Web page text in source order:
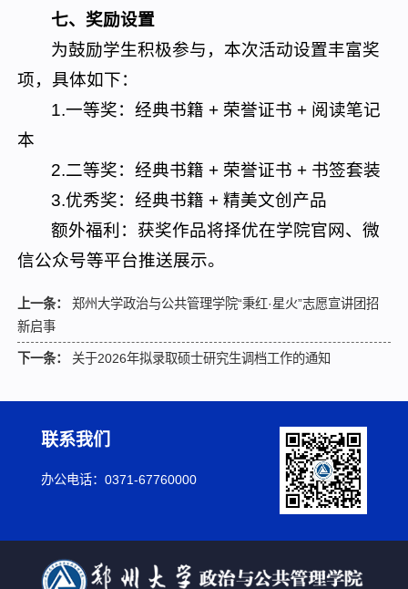
七、奖励设置
为鼓励学生积极参与，本次活动设置丰富奖
项，具体如下：
1.一等奖：经典书籍 + 荣誉证书 + 阅读笔记
本
2.二等奖：经典书籍 + 荣誉证书 + 书签套装
3.优秀奖：经典书籍 + 精美文创产品
额外福利：获奖作品将择优在学院官网、微
信公众号等平台推送展示。
上一条：郑州大学政治与公共管理学院“秉红·星火”志愿宣讲团招
新启事
下一条： 关于2026年拟录取硕士研究生调档工作的通知
联系我们
办公电话：0371-67760000